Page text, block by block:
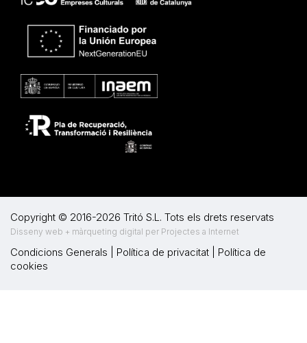
Copyright © 2016-2026 Tritó S.L. Tots els drets reservats
Disseny web + màrqueting digital per Projectes a Internet
Condicions Generals Política de privacitat
Política de
cookies